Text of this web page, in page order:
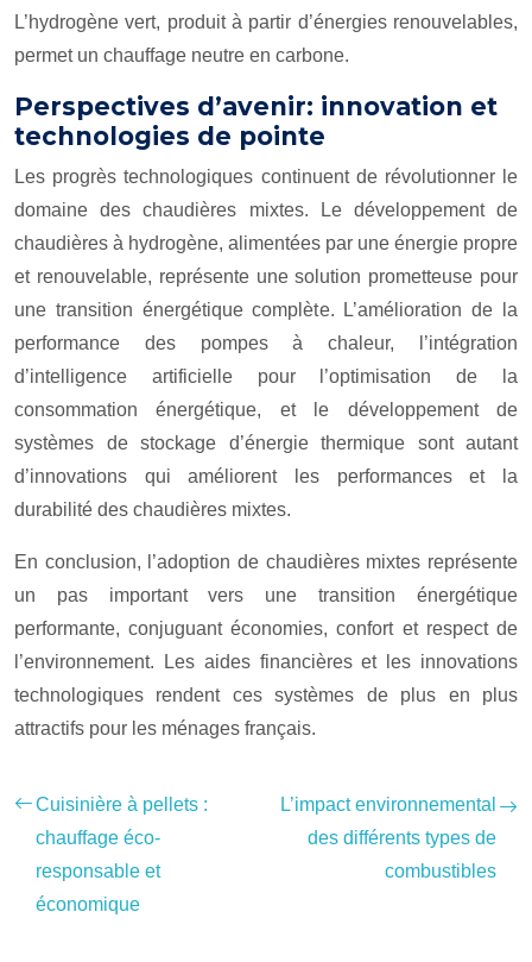
L’hydrogène vert, produit à partir d’énergies renouvelables,
permet un chauffage neutre en carbone.
Perspectives d’avenir: innovation et
technologies de pointe
Les progrès technologiques continuent de révolutionner le
domaine des chaudières mixtes. Le développement de
chaudières à hydrogène, alimentées par une énergie propre
et renouvelable, représente une solution prometteuse pour
une transition énergétique complète. L’amélioration de la
performance des pompes à chaleur, l’intégration
d’intelligence artificielle pour l’optimisation de la
consommation énergétique, et le développement de
systèmes de stockage d’énergie thermique sont autant
d’innovations qui améliorent les performances et la
durabilité des chaudières mixtes.
En conclusion, l’adoption de chaudières mixtes représente
un pas important vers une transition énergétique
performante, conjuguant économies, confort et respect de
l’environnement. Les aides financières et les innovations
technologiques rendent ces systèmes de plus en plus
attractifs pour les ménages français.
Cuisinière à pellets :
chauffage éco-
responsable et
économique
L’impact environnemental
des différents types de
combustibles